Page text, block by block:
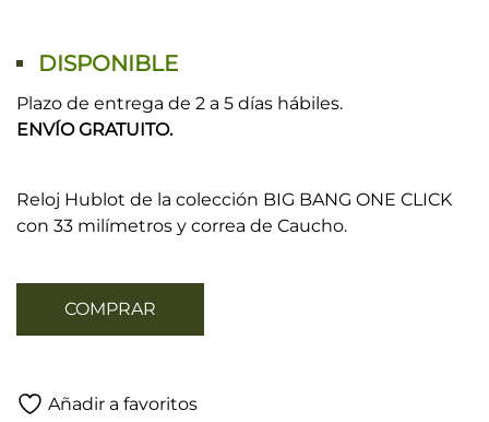
DISPONIBLE
Plazo de entrega de 2 a 5 días hábiles.
ENVÍO GRATUITO.
Reloj Hublot de la colección BIG BANG ONE CLICK
con 33 milímetros y correa de Caucho.
COMPRAR
Añadir a favoritos